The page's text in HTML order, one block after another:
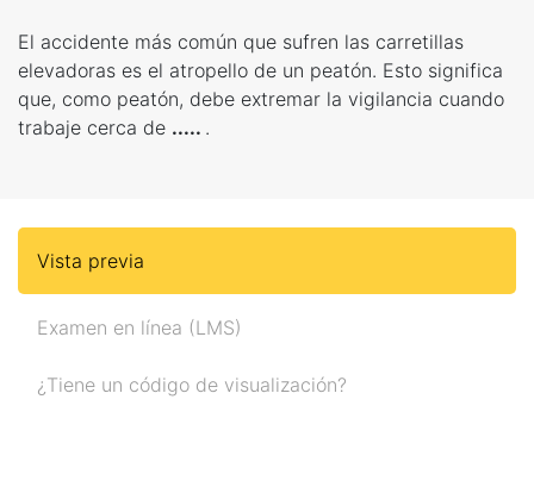
El accidente más común que sufren las carretillas
elevadoras es el atropello de un peatón. Esto significa
que, como peatón, debe extremar la vigilancia cuando
trabaje cerca de ..... .
Vista previa
Examen en línea (LMS)
¿Tiene un código de visualización?